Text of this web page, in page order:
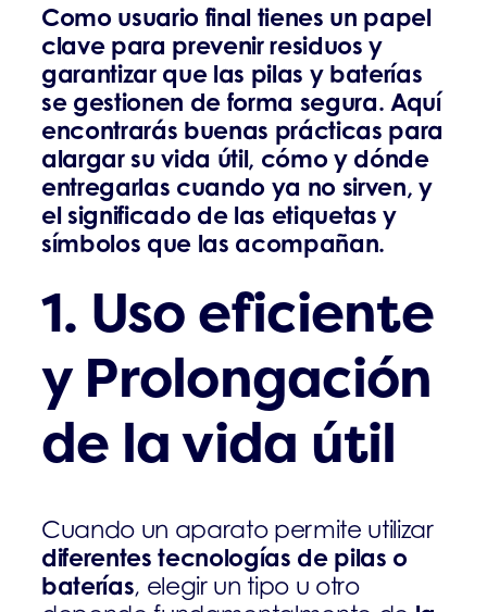
Como usuario final tienes un papel
clave para prevenir residuos y
garantizar que las pilas y baterías
se gestionen de forma segura. Aquí
encontrarás buenas prácticas para
alargar su vida útil, cómo y dónde
entregarlas cuando ya no sirven, y
el significado de las etiquetas y
símbolos que las acompañan.
1. Uso eficiente
y Prolongación
de la vida útil
Cuando un aparato permite utilizar
diferentes tecnologías de pilas o
baterías, elegir un tipo u otro